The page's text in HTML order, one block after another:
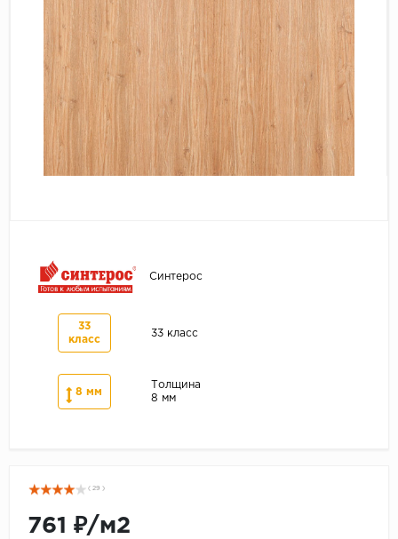
Бежевый
Дуб светлый
Коричневый
Австрия
Синтерос
33
класс
33 класс
8 мм
Толщина
8 мм
( 29 )
761 ₽/м2